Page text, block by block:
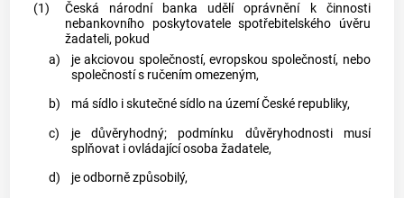
(1) Česká národní banka udělí oprávnění k činnosti
nebankovního poskytovatele spotřebitelského úvěru
žadateli, pokud
a)
jeakciovou společností, evropskou společností, nebo
společností s ručením omezeným,
b)
má sídlo i skutečné sídlo na území České republiky,
c)
je důvěryhodný; podmínku důvěryhodnosti musí
splňovat i ovládající osoba žadatele,
d)
je odborně způsobilý,